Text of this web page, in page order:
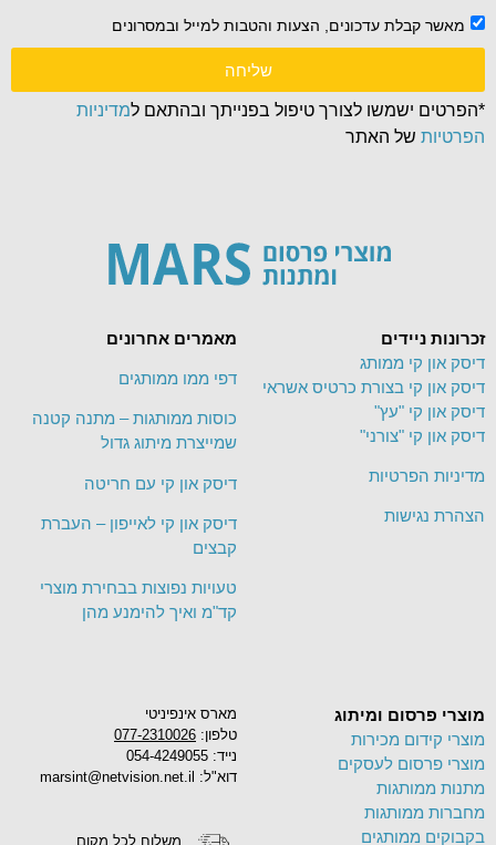
מארס אינפיניטי
טלפון: 077-2310026
נייד: 054-4249055
דוא"ל: marsint@netvision.net.il
משלוח לכל מקום
מוצרי פרסום ומיתוג
מוצרי קידום מכירות
מוצרי פרסום לעסקים
מתנות ממותגות
מחברות ממותגות
בקבוקים ממותגים
מאמרים אחרונים
דפי ממו ממותגים
כוסות ממותגות – מתנה קטנה
שמייצרת מיתוג גדול
דיסק און קי עם חריטה
דיסק און קי לאייפון – העברת
קבצים
טעויות נפוצות בבחירת מוצרי
קד"מ ואיך להימנע מהן
זכרונות ניידים
דיסק און קי ממותג
דיסק און קי בצורת כרטיס אשראי
דיסק און קי "עץ"
דיסק און קי "צורני"
מדיניות הפרטיות
הצהרת נגישות
מאשר קבלת עדכונים, הצעות והטבות למייל ובמסרונים
שליחה
*הפרטים ישמשו לצורך טיפול בפנייתך ובהתאם למדיניות
הפרטיות של האתר